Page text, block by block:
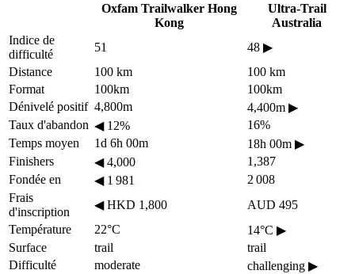
Oxfam Trailwalker Hong
Kong
Ultra-Trail
Australia
Indice de
difficulté
51 48 ▶
Distance
100 km
100 km
Format
100km
100km
Dénivelé positif 4,800m 4,400m ▶
Taux d'abandon ◀12%
16%
Temps moyen
1d 6h 00m 18h 00m ▶
Finishers
◀4,000
1,387
Fondée en
◀1 981
2 008
Frais
d'inscription
◀HKD 1,800
AUD 495
Température
22°C 14°C ▶
Surface
trail
trail
Difficulté
moderate challenging ▶